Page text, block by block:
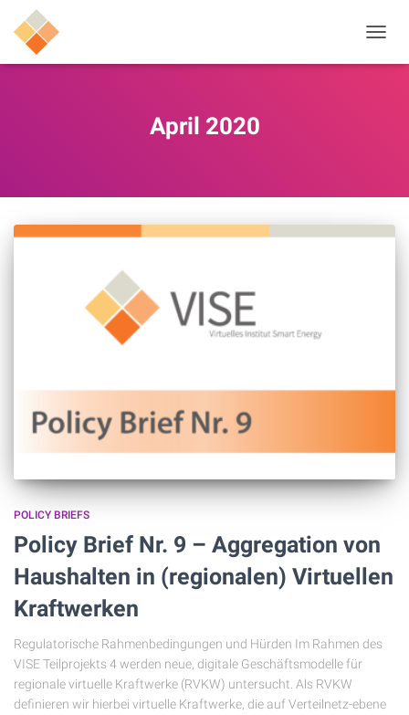
April 2020
POLICY BRIEFS
Policy Brief Nr. 9 – Aggregation von
Haushalten in (regionalen) Virtuellen
Kraftwerken
Regulatorische Rahmenbedingungen und Hürden Im Rahmen des
VISE Teilprojekts 4 werden neue, digitale Geschäftsmodelle für
regionale virtuelle Kraftwerke (RVKW) untersucht. Als RVKW
definieren wir hierbei virtuelle Kraftwerke, die auf Verteilnetz-ebene